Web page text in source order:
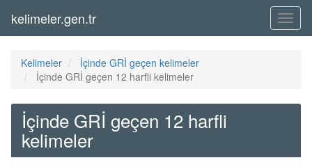
Menü
kelimeler.gen.tr
Kelimeler
İçinde GRİ geçen kelimeler
İçinde GRİ geçen 12 harfli kelimeler
İçinde GRİ geçen 12 harfli
kelimeler